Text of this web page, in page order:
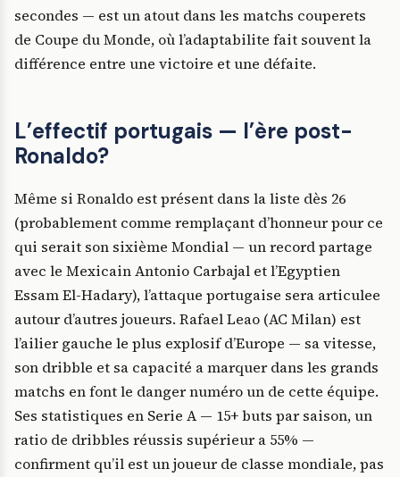
secondes — est un atout dans les matchs couperets
de Coupe du Monde, où l’adaptabilite fait souvent la
différence entre une victoire et une défaite.
L’effectif portugais — l’ère post-
Ronaldo?
Même si Ronaldo est présent dans la liste dès 26
(probablement comme remplaçant d’honneur pour ce
qui serait son sixième Mondial — un record partage
avec le Mexicain Antonio Carbajal et l’Egyptien
Essam El-Hadary), l’attaque portugaise sera articulee
autour d’autres joueurs. Rafael Leao (AC Milan) est
l’ailier gauche le plus explosif d’Europe — sa vitesse,
son dribble et sa capacité a marquer dans les grands
matchs en font le danger numéro un de cette équipe.
Ses statistiques en Serie A — 15+ buts par saison, un
ratio de dribbles réussis supérieur a 55% —
confirment qu’il est un joueur de classe mondiale, pas